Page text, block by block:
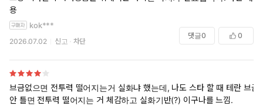
용
kok***
2026.07.02 신고 차단
댓글0 0
브금없으면 전투력 떨어지는거 실화냐 했는데, 나도 스타 할 때 테란 브금
안 틀면 전투력 떨어지는 거 체감하고 실화기반(?) 이구나를 느낌.